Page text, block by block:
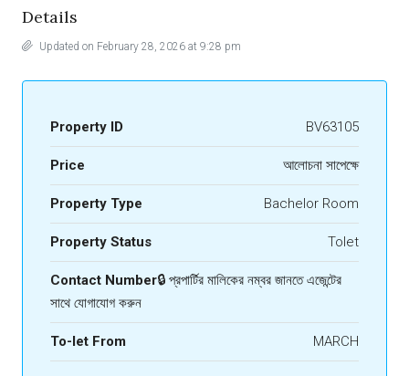
Details
Updated on February 28, 2026 at 9:28 pm
Property ID BV63105
Price আলোচনা সাপেক্ষে
Property Type Bachelor Room
Property Status Tolet
Contact Number🔒 প্রপার্টির মালিকের নম্বর জানতে এজেন্টের
সাথে যোগাযোগ করুন
To-let From MARCH